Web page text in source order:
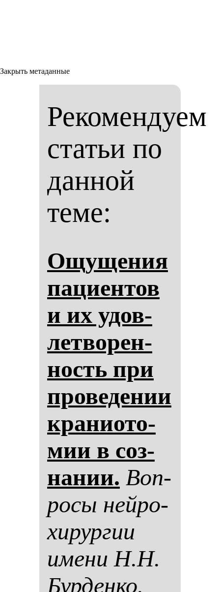
Закрыть метаданные
Рекомендуем
статьи по
данной
теме:
Ощу­ще­ния
па­ци­ен­тов
и их удов­
лет­во­рен­
ность при
про­ве­де­нии
кра­ни­ото­
мии в соз­
на­нии. Воп­
ро­сы ней­ро­
хи­рур­гии
име­ни Н.Н.
Бур­ден­ко.